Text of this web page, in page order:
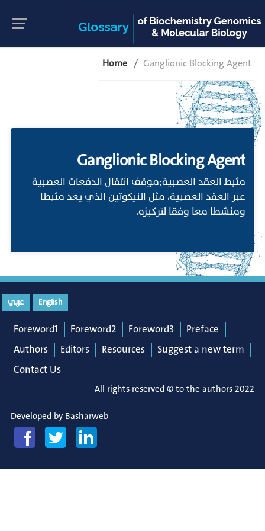
Home Ganglionic Blocking Agent
Ganglionic Blocking Agent
مثبط العقد العصبية;موقف انتقال الدفعات العصبية
عبر العقد العصبية، مثل النيكوتين الذي يعد مثبطا
ومنشطا معا وفقا لتركيزه.
English عربي
Foreword1 Foreword2 Foreword3
Preface
Authors
Editors Resources
Suggest a new term
Contact Us
All rights reserved © to the authors 2022
Developed by Basharweb